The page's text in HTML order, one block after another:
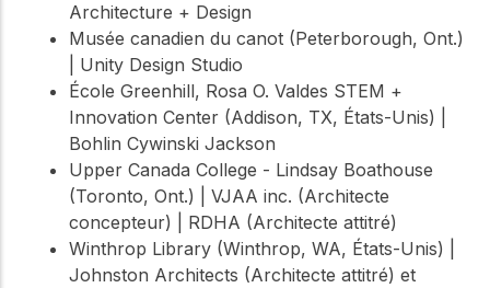
Architecture + Design
Musée canadien du canot (Peterborough, Ont.)
| Unity Design Studio
École Greenhill, Rosa O. Valdes STEM +
Innovation Center (Addison, TX, États-Unis) |
Bohlin Cywinski Jackson
Upper Canada College - Lindsay Boathouse
(Toronto, Ont.) | VJAA inc. (Architecte
concepteur) | RDHA (Architecte attitré)
Winthrop Library (Winthrop, WA, États-Unis) |
Johnston Architects (Architecte attitré) et